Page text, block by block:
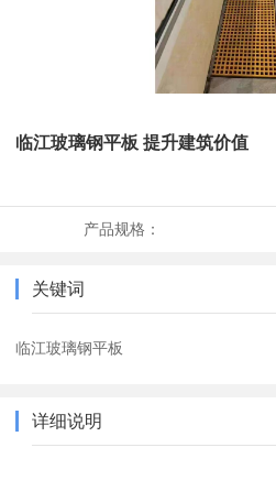
临江玻璃钢平板 提升建筑价值
产品规格：
关键词
临江玻璃钢平板
详细说明